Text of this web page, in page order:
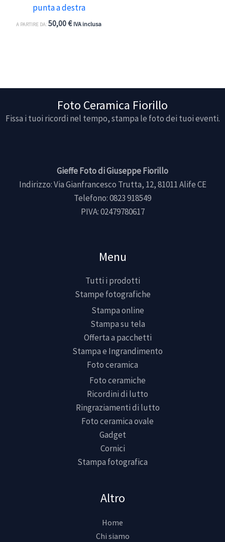
punta a destra
A PARTIRE DA: 50,00€ IVA inclusa
Foto Ceramica Fiorillo
Fissa i tuoi ricordi nel tempo, stampa le foto dei tuoi eventi.
Gieffe Foto di Giuseppe Fiorillo
Indirizzo: Via Gianfrancesco Trutta, 12, 81011 Alife CE
Telefono: 0823 918549
PIVA: 02479780617
Menu
Tutti i prodotti
Stampe fotografiche
Stampa online
Stampa su tela
Offerta a pacchetti
Stampa e Ingrandimento
Foto ceramica
Foto ceramiche
Ricordini di lutto
Ringraziamenti di lutto
Foto ceramica ovale
Gadget
Cornici
Stampa fotografica
Altro
Home
Chi siamo